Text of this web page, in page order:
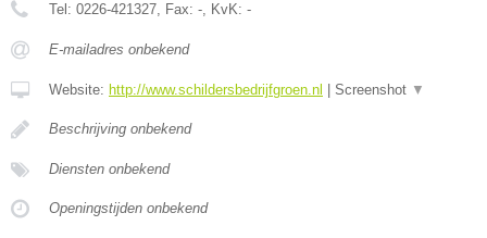
Tel: 0226-421327, Fax: -, KvK: -
E-mailadres onbekend
Website: http://www.schildersbedrijfgroen.nl Screenshot ▼
Beschrijving onbekend
Diensten onbekend
Openingstijden onbekend